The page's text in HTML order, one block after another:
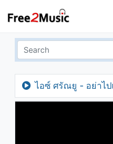
ไอซ์ ศรัณยู - อย่าไ
(Lyric Video)